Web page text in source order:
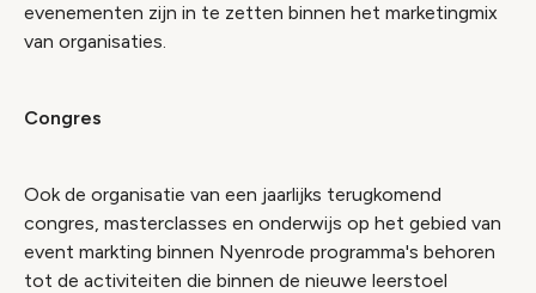
evenementen zijn in te zetten binnen het marketingmix
van organisaties.
Congres
Ook de organisatie van een jaarlijks terugkomend
congres, masterclasses en onderwijs op het gebied van
event markting binnen Nyenrode programma's behoren
tot de activiteiten die binnen de nieuwe leerstoel